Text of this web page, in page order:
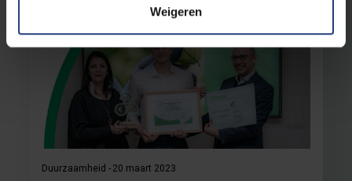
Weigeren
Duurzaamheid 20 maart 2023